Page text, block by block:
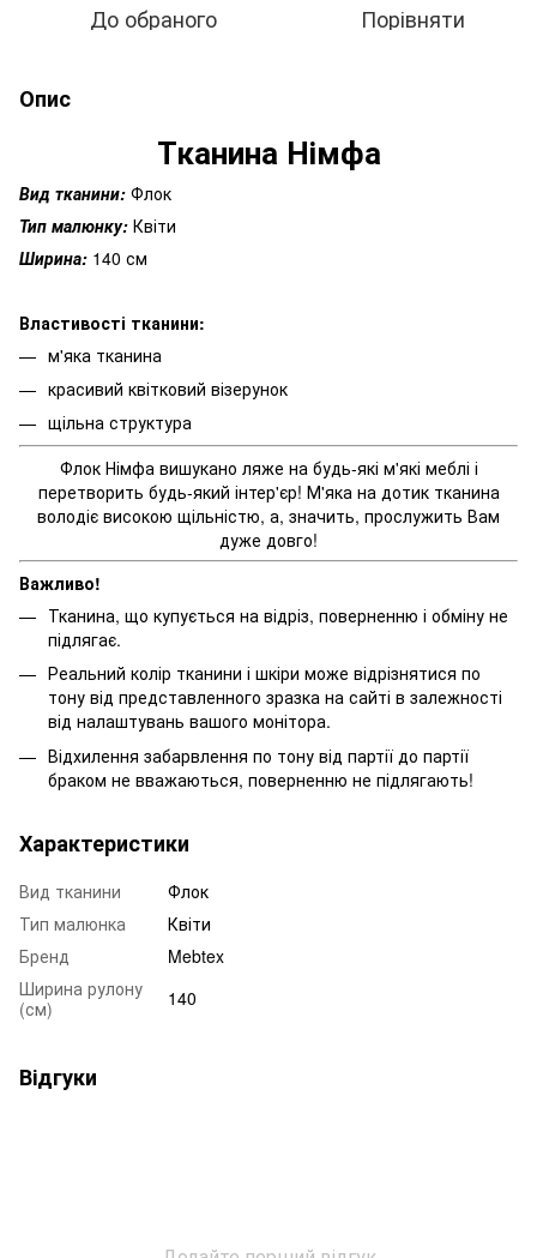
До обраного Порівняти
Опис
Тканина Німфа
Вид тканини: Флок
Тип малюнку: Квіти
Ширина: 140 см
Властивості тканини:
м'яка тканина
красивий квітковий візерунок
щільна структура
Флок Німфа вишукано ляже на будь-які м'які меблі і
перетворить будь-який інтер'єр! М'яка на дотик тканина
володіє високою щільністю, а, значить, прослужить Вам
дуже довго!
Важливо!
Тканина, що купується на відріз, поверненню і обміну не
підлягає.
Реальний колір тканини і шкіри може відрізнятися по
тону від представленного зразка на сайті в залежності
від налаштувань вашого монітора.
Відхилення забарвлення по тону від партії до партії
браком не вважаються, поверненню не підлягають!
Характеристики
Вид тканини
Флок
Тип малюнка
Квіти
Бренд
Mebtex
Ширина рулону
(см)
140
Відгуки